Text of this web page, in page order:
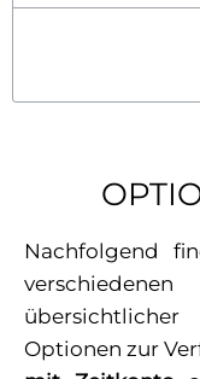
Nachfolgend
Optionen zur